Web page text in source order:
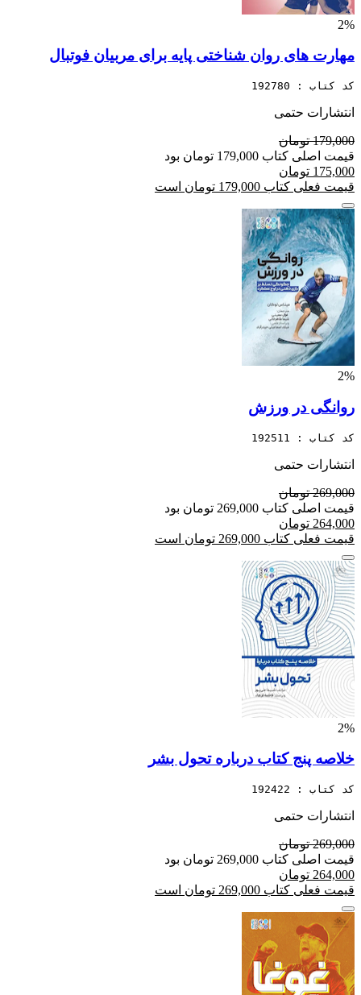
2%
مهارت های روان شناختی پایه برای مربیان فوتبال
کد کتاب : 192780
انتشارات حتمی
179,000 تومان
قیمت اصلی کتاب 179,000 تومان بود
175,000 تومان
قیمت فعلی کتاب 179,000 تومان است
2%
روانگی در ورزش
کد کتاب : 192511
انتشارات حتمی
269,000 تومان
قیمت اصلی کتاب 269,000 تومان بود
264,000 تومان
قیمت فعلی کتاب 269,000 تومان است
2%
خلاصه پنج کتاب درباره تحول بشر
کد کتاب : 192422
انتشارات حتمی
269,000 تومان
قیمت اصلی کتاب 269,000 تومان بود
264,000 تومان
قیمت فعلی کتاب 269,000 تومان است